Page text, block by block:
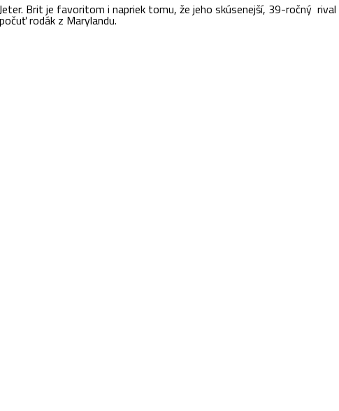
Brit je favoritom i napriek tomu, že jeho skúsenejší, 39-ročný rival
rodák z Marylandu.